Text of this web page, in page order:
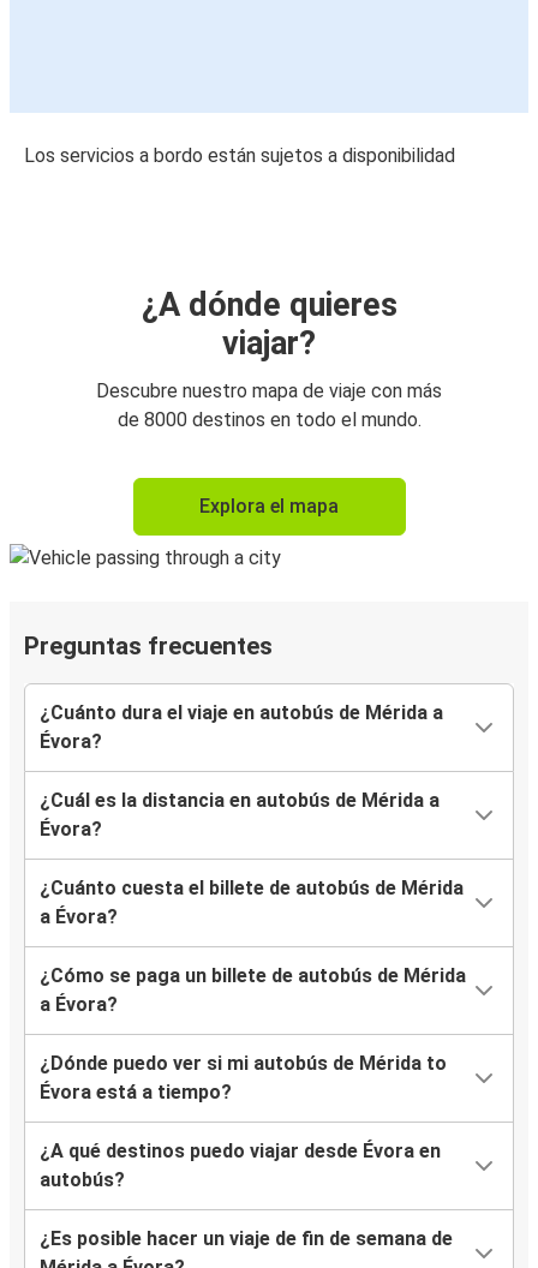
Los servicios a bordo están sujetos a disponibilidad
¿A dónde quieres
viajar?
Descubre nuestro mapa de viaje con más
de 8000 destinos en todo el mundo.
Explora el mapa
Preguntas frecuentes
¿Cuánto dura el viaje en autobús de Mérida a
Évora?
¿Cuál es la distancia en autobús de Mérida a
Évora?
¿Cuánto cuesta el billete de autobús de Mérida
a Évora?
¿Cómo se paga un billete de autobús de Mérida
a Évora?
¿Dónde puedo ver si mi autobús de Mérida to
Évora está a tiempo?
¿A qué destinos puedo viajar desde Évora en
autobús?
¿Es posible hacer un viaje de fin de semana de